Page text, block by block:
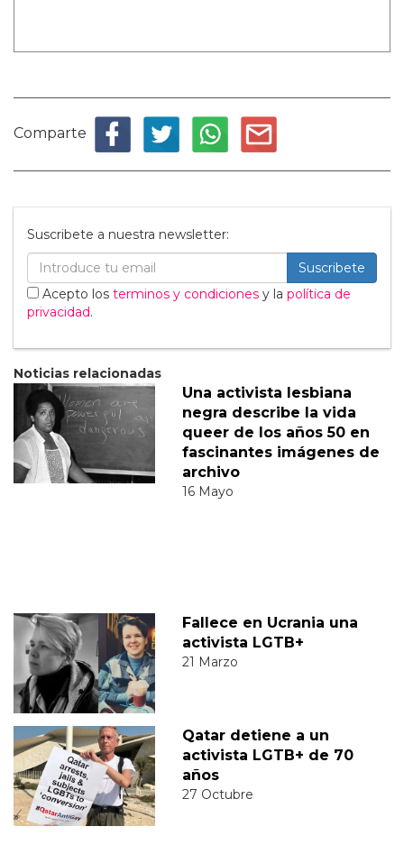
Comparte
Suscribete a nuestra newsletter:
Suscribete
Acepto los terminos y condiciones y la política de
privacidad.
Noticias relacionadas
Una activista lesbiana
negra describe la vida
queer de los años 50 en
fascinantes imágenes de
archivo
16 Mayo
Fallece en Ucrania una
activista LGTB+
21 Marzo
Qatar detiene a un
activista LGTB+ de 70
años
27 Octubre